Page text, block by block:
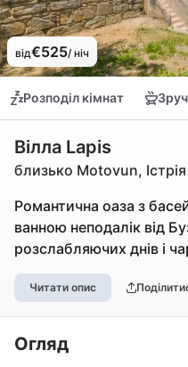
від€525/ ніч
Розподіл кімнат
Вілла Lapis
близько Motovun, Істрія
Романтична оаза з
ванною неподалік від
розслабляючих днів і
Читати опис
Огляд